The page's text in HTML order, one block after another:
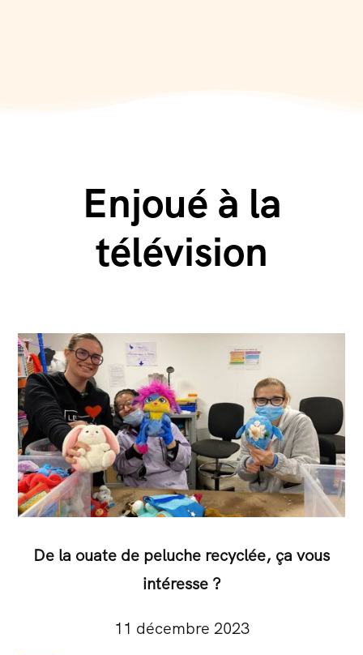
Enjoué à la
télévision
De la ouate de peluche recyclée, ça vous
intéresse ?
11 décembre 2023